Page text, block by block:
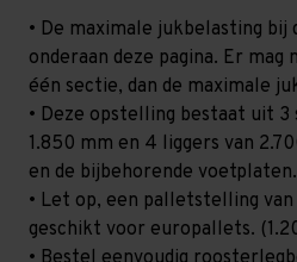
• De maximale jukbelasting bij
onderaan deze pagina. Er
één sectie, dan de maximale
• Deze opstelling bestaat uit 3
1.850 mm en 4 liggers van
en de bijbehorende voetplaten.
• Let op, een palletstelling van
geschikt voor europallets.